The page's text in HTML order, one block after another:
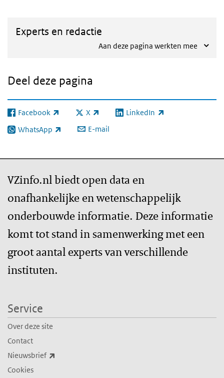
Experts en redactie
Aan deze pagina werkten mee
Deel deze pagina
Facebook
(externe link) X
(externe link) LinkedIn
(externe link)
WhatsApp
(externe link) E-mail
VZinfo.nl biedt open data en
onafhankelijke en wetenschappelijk
onderbouwde informatie. Deze informatie
komt tot stand in samenwerking met een
groot aantal experts van verschillende
instituten.
Service
Over deze site
Contact
Nieuwsbrief
Cookies